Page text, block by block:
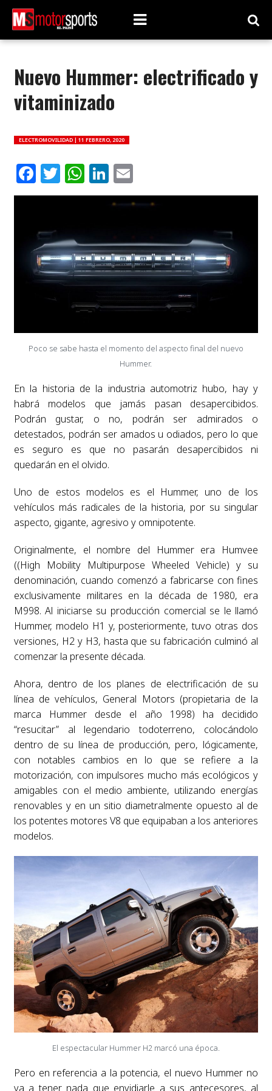
Nuevo Hummer: electrificado y
vitaminizado
ELECTROMOVILIDAD | 11 FEBRERO, 2020
Facebook
Twitter
WhatsApp
LinkedIn
Email
Poco se sabe hasta el momento del aspecto final del nuevo
Hummer.
En la historia de la industria automotriz hubo, hay y
habrá modelos que jamás pasan desapercibidos.
Podrán gustar, o no, podrán ser admirados o
detestados, podrán ser amados u odiados, pero lo que
es seguro es que no pasarán desapercibidos ni
quedarán en el olvido.
Uno de estos modelos es el Hummer, uno de los
vehículos más radicales de la historia, por su singular
aspecto, gigante, agresivo y omnipotente.
Originalmente, el nombre del Hummer era Humvee
((High Mobility Multipurpose Wheeled Vehicle) y su
denominación, cuando comenzó a fabricarse con fines
exclusivamente militares en la década de 1980, era
M998. Al iniciarse su producción comercial se le llamó
Hummer, modelo H1 y, posteriormente, tuvo otras dos
versiones, H2 y H3, hasta que su fabricación culminó al
comenzar la presente década.
Ahora, dentro de los planes de electrificación de su
línea de vehículos, General Motors (propietaria de la
marca Hummer desde el año 1998) ha decidido
“resucitar” al legendario todoterreno, colocándolo
dentro de su línea de producción, pero, lógicamente,
con notables cambios en lo que se refiere a la
motorización, con impulsores mucho más ecológicos y
amigables con el medio ambiente, utilizando energías
renovables y en un sitio diametralmente opuesto al de
los potentes motores V8 que equipaban a los anteriores
modelos.
El espectacular Hummer H2 marcó una época.
Pero en referencia a la potencia, el nuevo Hummer no
va a tener nada que envidiarle a sus antecesores, al